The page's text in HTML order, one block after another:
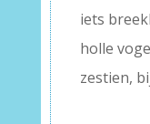
iets
holle
zestien,